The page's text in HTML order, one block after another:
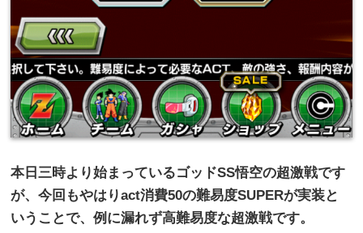
本日三時より始まっているゴッドSS悟空の超激戦です
が、今回もやはりact消費50の難易度SUPERが実装と
いうことで、例に漏れず高難易度な超激戦です。